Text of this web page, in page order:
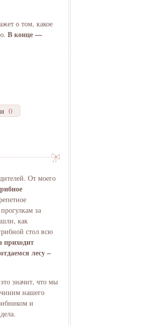
о том, какое
В конце —
0
От моего
за
как
стол всю
приходит
лесу –
значит, что мы
нашего
и